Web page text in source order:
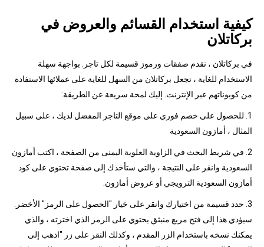
كيفية استخدام القسائم والعروض في
بركاتلان
في بركاتلان ، نقدم صفقات ورموز قسيمة لكل تاجر. بواجهة سهلة
الاستخدام للغاية ، تجعل بركاتلان من السهل للغاية على عملائها الاستفادة
من كوبوناتهم عبر الإنترنت. إليك لمحة سريعة عن الطريقة:
1. للحصول على خصم فوري على موقع التاجر المفضل لديك ، على سبيل
المثال ، أمازون السعودية
2. في شريط البحث في الزاوية العلوية اليمنى من الصفحة ، اكتب أمازون
السعودية وانقر على النتيجة ، والتي ستأخذك إلى صفحة تحتوي على كود
أمازون السعودية الترويجي أو عروض أمازون.
3. حدد قسيمة من اختيارك وانقر على خيار "الحصول على الرمز" الأخضر.
سيؤدي هذا إلى فتح مربع منبثق يحتوي على الرمز الذي اخترته ، والذي
يمكنك نسخه باستخدام الزر المقدم ، وكذلك النقر على زر "اذهب إلى